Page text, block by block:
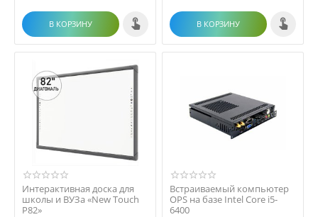
В КОРЗИНУ В КОРЗИНУ
Интерактивная доска для
школы и ВУЗа «New Touch
P82»
Встраиваемый компьютер
OPS на базе Intel Core i5-
6400